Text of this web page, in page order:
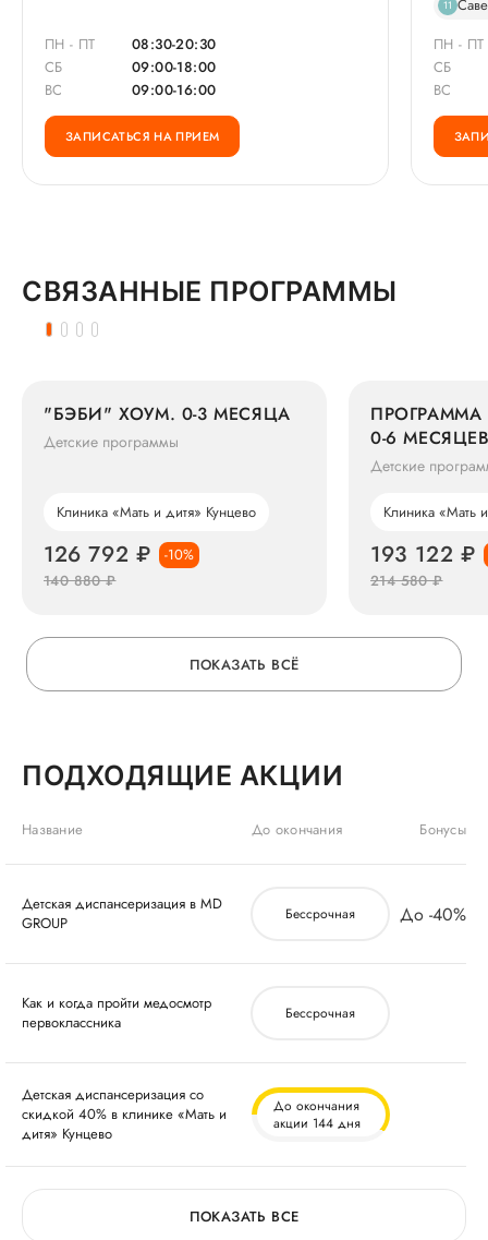
ПН - ПТ
08:30-20:30
СБ
09:00-18:00
ВС
09:00-16:00
ЗАПИСАТЬСЯ НА ПРИЕМ
11
ПН - ПТ
СБ
ВС
СВЯЗАННЫЕ ПРОГРАММЫ
"БЭБИ" ХОУМ. 0-3 МЕСЯЦА
Детские программы
Клиника «Мать и дитя» Кунцево
126 792 ₽
-10%
140 880 ₽
0-6
Детские
Клиника «Мать
193 122 ₽
214 580 ₽
ПОКАЗАТЬ ВСЁ
ПОДХОДЯЩИЕ АКЦИИ
Название До окончания Бонусы
Детская диспансеризация в MD
GROUP
Бессрочная до -40%
Как и когда пройти медосмотр
первоклассника
Бессрочная
Детская диспансеризация со
скидкой 40% в клинике «Мать и
дитя» Кунцево
До окончания
акции 144 дня
ПОКАЗАТЬ ВСЕ